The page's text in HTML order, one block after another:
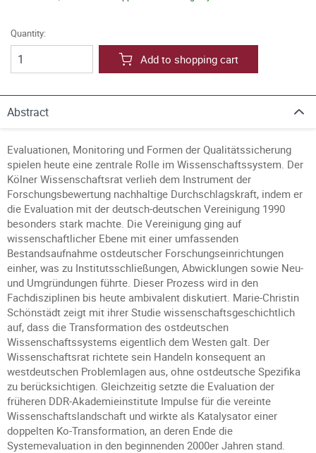
Quantity:
Add to shopping cart
Abstract
Evaluationen, Monitoring und Formen der Qualitätssicherung
spielen heute eine zentrale Rolle im Wissenschaftssystem. Der
Kölner Wissenschaftsrat verlieh dem Instrument der
Forschungsbewertung nachhaltige Durchschlagskraft, indem er
die Evaluation mit der deutsch-deutschen Vereinigung 1990
besonders stark machte. Die Vereinigung ging auf
wissenschaftlicher Ebene mit einer umfassenden
Bestandsaufnahme ostdeutscher Forschungseinrichtungen
einher, was zu Institutsschließungen, Abwicklungen sowie Neu-
und Umgründungen führte. Dieser Prozess wird in den
Fachdisziplinen bis heute ambivalent diskutiert. Marie-Christin
Schönstädt zeigt mit ihrer Studie wissenschaftsgeschichtlich
auf, dass die Transformation des ostdeutschen
Wissenschaftssystems eigentlich dem Westen galt. Der
Wissenschaftsrat richtete sein Handeln konsequent an
westdeutschen Problemlagen aus, ohne ostdeutsche Spezifika
zu berücksichtigen. Gleichzeitig setzte die Evaluation der
früheren DDR-Akademieinstitute Impulse für die vereinte
Wissenschaftslandschaft und wirkte als Katalysator einer
doppelten Ko-Transformation, an deren Ende die
Systemevaluation in den beginnenden 2000er Jahren stand.